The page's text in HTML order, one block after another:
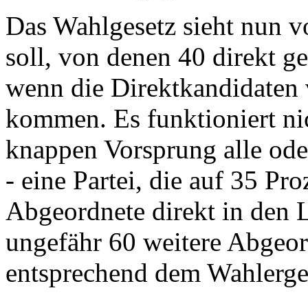
Das Wahlgesetz sieht nun
soll, von denen 40 direkt
wenn die
kommen. Es funktioniert
knappen Vorsprung alle
- eine Partei, die auf 35
Abgeordnete direkt in den
ungefähr 60 weitere
entsprechend dem